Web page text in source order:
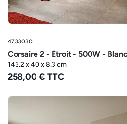
4733030
Corsaire 2 - Étroit - 500W - Blanc
143.2 x 40 x 8.3 cm
258,00 € TTC